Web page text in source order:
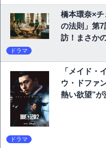
橋本環奈×
の法則」第
訪！まさか
ドラマ
「メイド・
ウ・ドファ
熱い欲望”が
ドラマ